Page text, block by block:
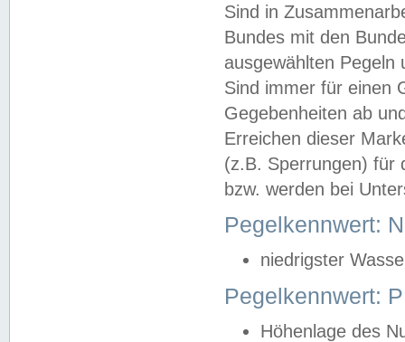
Sind in
Bundes mit den
ausgewählten
Sind immer für einen
Gegebenheiten ab
Erreichen dieser
(z.B. Sperrungen) für
bzw. werden bei
Pegelkennwert:
niedrigster
Pegelkennwert:
Höhenlage des